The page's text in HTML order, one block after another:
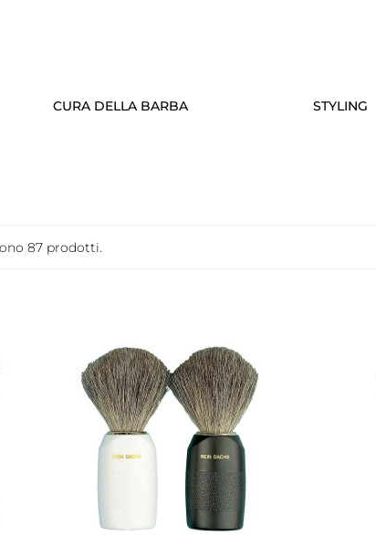
CURA DELLA BARBA STYLING
87 prodotti.